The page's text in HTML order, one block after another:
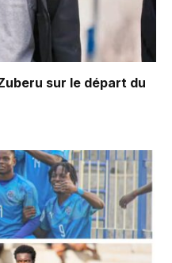
sur le départ du